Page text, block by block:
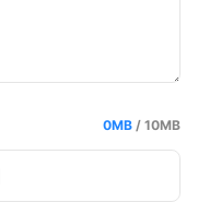
0MB / 10MB